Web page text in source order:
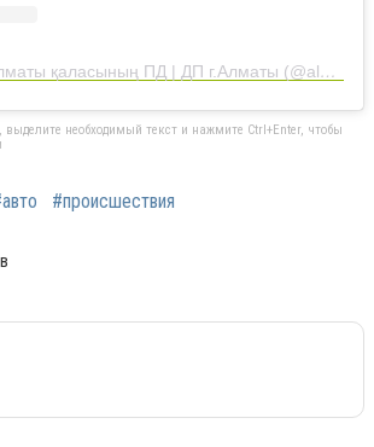
Публикация от Алматы қаласының ПД | ДП г.Алматы (@almaty_police_department)
необходимый текст и нажмите Ctrl+Enter, чтобы
#происшествия